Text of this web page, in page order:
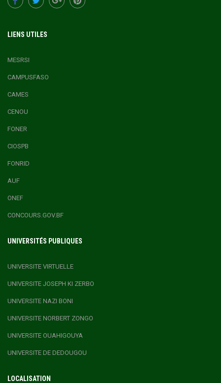
LIENS UTILES
MESRSI
CAMPUSFASO
CAMES
CENOU
FONER
CIOSPB
FONRID
AUF
ONEF
CONCOURS.GOV.BF
UNIVERSITÉS PUBLIQUES
UNIVERSITE VIRTUELLE
UNIVERSITE JOSEPH KI ZERBO
UNIVERSITE NAZI BONI
UNIVERSITE NORBERT ZONGO
UNIVERSITE OUAHIGOUYA
UNIVERSITE DE DEDOUGOU
LOCALISATION